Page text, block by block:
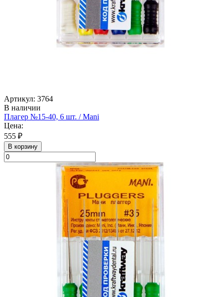
Артикул: 3764
В наличии
Плагер №15-40, 6 шт. / Mani
Цена:
555 ₽
В корзину